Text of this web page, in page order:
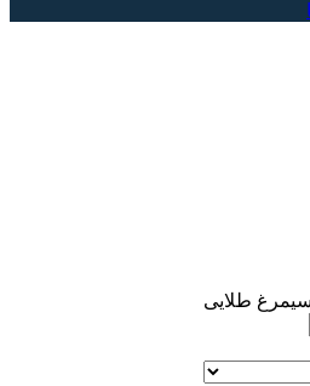
طلایی